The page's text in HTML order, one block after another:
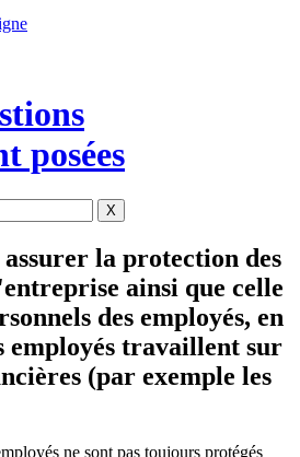
posées
X
la protection des
ainsi que celle
des employés, en
employés travaillent sur
(par exemple les
ne sont pas toujours protégés